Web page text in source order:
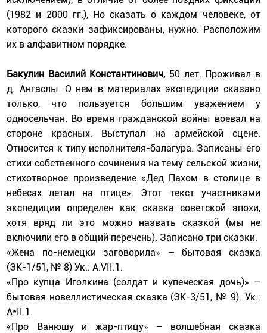
(1982 и 2000 гг.), Но сказать о каждом человеке, от
которого сказки зафиксированы, нужно. Расположим
их в алфавитном порядке:
Бакулин Василий Константинович,50 лет. Проживал в
д. Ангаслы. О нем в материалах экспедиции сказано
только, что пользуется большим уважением у
односельчан. Во время гражданской войны воевал на
стороне красных. Выступал на армейской сцене.
Относится к типу исполнителя-балагура. Записаны его
стихи собственного сочинения на тему сельской жизни,
стихотворное произведение «Дед Пахом в столице в
небесах летал на птице». Этот текст участниками
экспедиции определен как сказка советской эпохи,
хотя вряд ли это можно назвать сказкой (мы не
включили его в общий перечень). Записано три сказки.
«Жена по-немецки заговорила» – бытовая сказка
(ЭК-1/51, № 8) Ук.: А.VII.1.
«Про купца Иголкина (солдат и купеческая дочь)» –
бытовая новеллистическая сказка (ЭК-3/51, № 9). Ук.:
А*II.1.
«Про Ванюшу и жар-птицу» – волшебная сказка